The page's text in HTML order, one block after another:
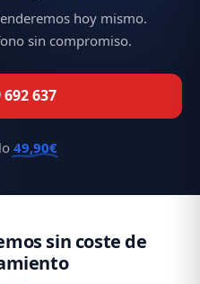
hoy mismo.
sin compromiso.
637
49,90€
sin coste de